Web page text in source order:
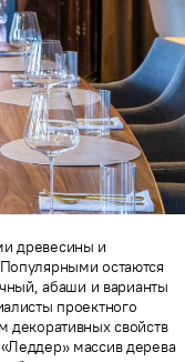
древесины и
остаются
абаши и варианты
проектного
декоративных свойств
массив дерева